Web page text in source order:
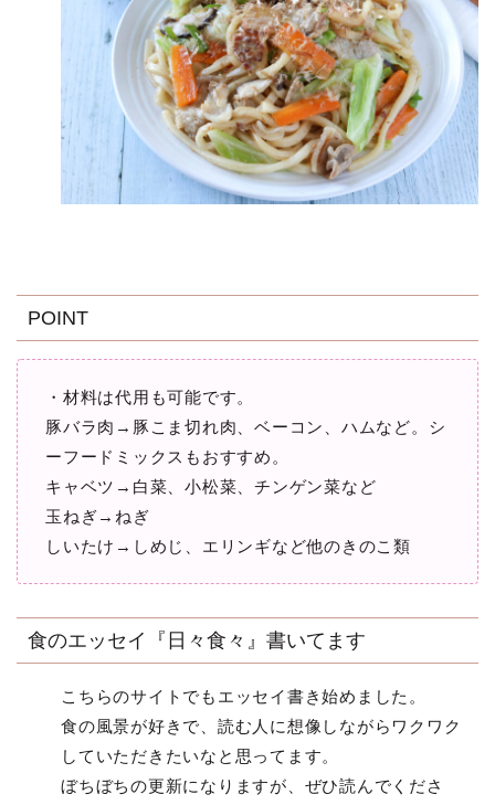
POINT
・材料は代用も可能です。
豚バラ肉→豚こま切れ肉、ベーコン、ハムなど。シ
ーフードミックスもおすすめ。
キャベツ→白菜、小松菜、チンゲン菜など
玉ねぎ→ねぎ
しいたけ→しめじ、エリンギなど他のきのこ類
食のエッセイ『日々食々』書いてます
こちらのサイトでもエッセイ書き始めました。
食の風景が好きで、読む人に想像しながらワクワク
していただきたいなと思ってます。
ぼちぼちの更新になりますが、ぜひ読んでくださ